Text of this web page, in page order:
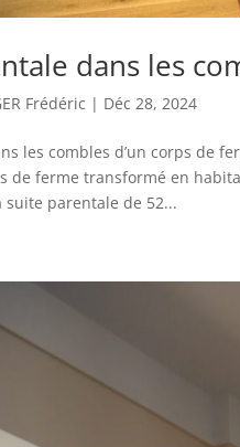
dans les
Frédéric | Déc 28, 2024
les combles d’un corps de
de ferme transformé en
suite parentale de 52...